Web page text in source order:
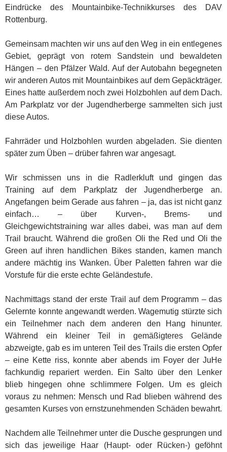
Eindrücke des Mountainbike-Technikkurses des DAV
Rottenburg.
Gemeinsam machten wir uns auf den Weg in ein entlegenes
Gebiet, geprägt von rotem Sandstein und bewaldeten
Hängen – den Pfälzer Wald. Auf der Autobahn begegneten
wir anderen Autos mit Mountainbikes auf dem Gepäckträger.
Eines hatte außerdem noch zwei Holzbohlen auf dem Dach.
Am Parkplatz vor der Jugendherberge sammelten sich just
diese Autos.
Fahrräder und Holzbohlen wurden abgeladen. Sie dienten
später zum Üben – drüber fahren war angesagt.
Wir schmissen uns in die Radlerkluft und gingen das
Training auf dem Parkplatz der Jugendherberge an.
Angefangen beim Gerade aus fahren – ja, das ist nicht ganz
einfach… – über Kurven-, Brems- und
Gleichgewichtstraining war alles dabei, was man auf dem
Trail braucht. Während die großen Oli the Red und Oli the
Green auf ihren handlichen Bikes standen, kamen manch
andere mächtig ins Wanken. Über Paletten fahren war die
Vorstufe für die erste echte Geländestufe.
Nachmittags stand der erste Trail auf dem Programm – das
Gelernte konnte angewandt werden. Wagemutig stürzte sich
ein Teilnehmer nach dem anderen den Hang hinunter.
Während ein kleiner Teil in gemäßigteres Gelände
abzweigte, gab es im unteren Teil des Trails die ersten Opfer
– eine Kette riss, konnte aber abends im Foyer der JuHe
fachkundig repariert werden. Ein Salto über den Lenker
blieb hingegen ohne schlimmere Folgen. Um es gleich
voraus zu nehmen: Mensch und Rad blieben während des
gesamten Kurses von ernstzunehmenden Schäden bewahrt.
Nachdem alle Teilnehmer unter die Dusche gesprungen und
sich das jeweilige Haar (Haupt- oder Rücken-) geföhnt